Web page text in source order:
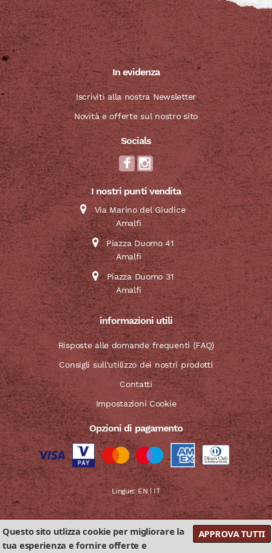
APPROVA TUTTI
Questo sito utlizza cookie per migliorare la
tua esperienza e fornire offerte e
In evidenza
Iscriviti alla nostra Newsletter
Novità e offerte sul nostro sito
Socials
I nostri punti vendita
Via Marino del Giudice
Amalfi
Piazza Duomo 41
Amalfi
Piazza Duomo 31
Amalfi
informazioni utili
Risposte alle domande frequenti (FAQ)
Consigli sull'utilizzo dei nostri prodotti
Contatti
Impostazioni Cookie
Opzioni di pagamento
Lingue:EN|IT